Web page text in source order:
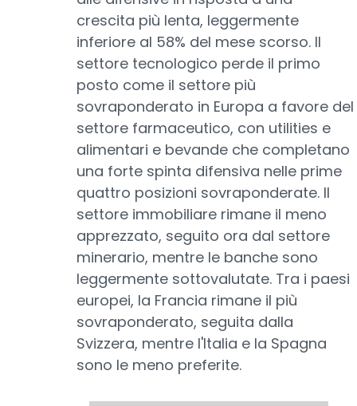
crescita più lenta, leggermente
inferiore al 58% del mese scorso. Il
settore tecnologico perde il primo
posto come il settore più
sovraponderato in Europa a favore del
settore farmaceutico, con utilities e
alimentari e bevande che completano
una forte spinta difensiva nelle prime
quattro posizioni sovraponderate. Il
settore immobiliare rimane il meno
apprezzato, seguito ora dal settore
minerario, mentre le banche sono
leggermente sottovalutate. Tra i paesi
europei, la Francia rimane il più
sovraponderato, seguita dalla
Svizzera, mentre l'Italia e la Spagna
sono le meno preferite.